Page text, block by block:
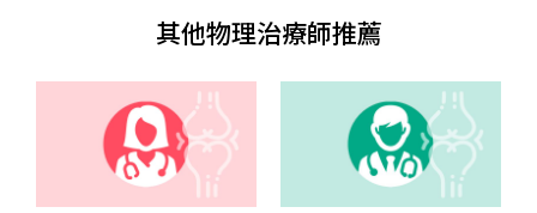
其他物理治療師推薦